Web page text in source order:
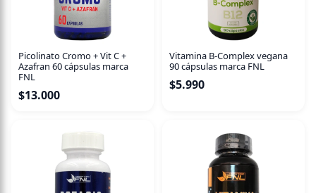
endulzados con stevia.
Uso recomendado:Disolver un sobre en un vaso de agua
(200 ml) al día.
Presentación:30 sobres de 6 g.
Cuida tu salud digestiva de manera natural con Digeslax
Picolinato Cromo + Vit C +
Azafran 60 cápsulas marca
FNL
$13.000
Vitamina B-Complex vegana
90 cápsulas marca FNL
$5.990